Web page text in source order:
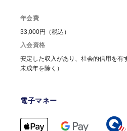
年会費
33,000円（税込）
入会資格
安定した収入があり、社会的信用を有
未成年を除く）
電子マネー